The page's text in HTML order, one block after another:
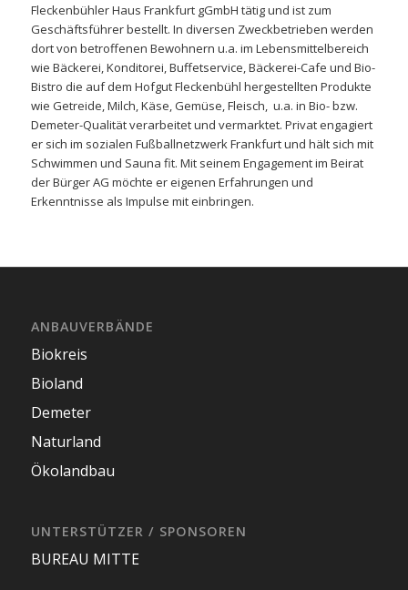
Fleckenbühler Haus Frankfurt gGmbH tätig und ist zum
Geschäftsführer bestellt. In diversen Zweckbetrieben werden
dort von betroffenen Bewohnern u.a. im Lebensmittelbereich
wie Bäckerei, Konditorei, Buffetservice, Bäckerei-Cafe und Bio-
Bistro die auf dem Hofgut Fleckenbühl hergestellten Produkte
wie Getreide, Milch, Käse, Gemüse, Fleisch, u.a. in Bio- bzw.
Demeter-Qualität verarbeitet und vermarktet. Privat engagiert
er sich im sozialen Fußballnetzwerk Frankfurt und hält sich mit
Schwimmen und Sauna fit. Mit seinem Engagement im Beirat
der Bürger AG möchte er eigenen Erfahrungen und
Erkenntnisse als Impulse mit einbringen.
ANBAUVERBÄNDE
Biokreis
Bioland
Demeter
Naturland
Ökolandbau
UNTERSTÜTZER / SPONSOREN
BUREAU MITTE